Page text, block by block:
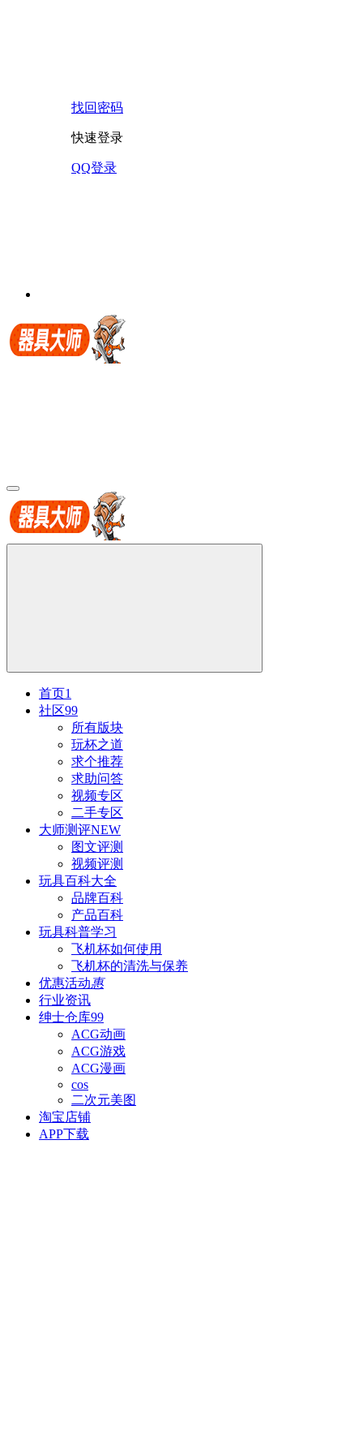
找回密码
快速登录
QQ登录
首页1
社区99
所有版块
玩杯之道
求个推荐
求助问答
视频专区
二手专区
大师测评NEW
图文评测
视频评测
玩具百科大全
品牌百科
产品百科
玩具科普学习
飞机杯如何使用
飞机杯的清洗与保养
优惠活动惠
行业资讯
绅士仓库99
ACG动画
ACG游戏
ACG漫画
cos
二次元美图
淘宝店铺
APP下载